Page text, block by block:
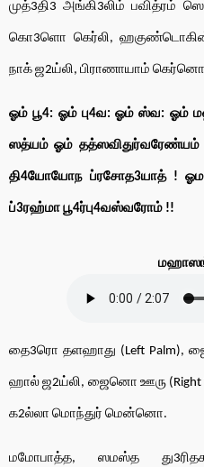
முத்3தி3 அங்கி3லிம் பவித்ரம்
கொ3ளொ கெர்லி,
நாக் ஜ2ய்லி, பிராணாயாம் கெர்னொ
ஓம் பூ4: ஓம் பு4வ: ஓம் ஸ்வ: ஓம்
ஸத்யம் ஓம்
தி4யோயோந ப்ரசோத3யாத் !
ப்3ரஹ்மா பூ4ர்பு4வஸ்வரோம் !!
தை3ரொ தளஹாது (Left Palm),
ஹால் ஜ2ய்லி, ஜைனொ ஊரு
க2ல்லா மொந்துர் மென்னொ.
மமோபாத்த, ஸமஸ்த